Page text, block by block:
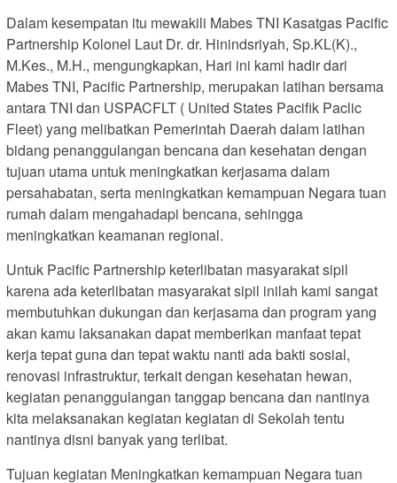
Dalam kesempatan itu mewakili Mabes TNI Kasatgas Pacific
Partnership Kolonel Laut Dr. dr. Hinindsriyah, Sp.KL(K).,
M.Kes., M.H., mengungkapkan, Hari ini kami hadir dari
Mabes TNI, Pacific Partnership, merupakan latihan bersama
antara TNI dan USPACFLT ( United States Pacifik Paclic
Fleet) yang melibatkan Pemerintah Daerah dalam latihan
bidang penanggulangan bencana dan kesehatan dengan
tujuan utama untuk meningkatkan kerjasama dalam
persahabatan, serta meningkatkan kemampuan Negara tuan
rumah dalam mengahadapi bencana, sehingga
meningkatkan keamanan regional.
Untuk Pacific Partnership keterlibatan masyarakat sipil
karena ada keterlibatan masyarakat sipil inilah kami sangat
membutuhkan dukungan dan kerjasama dan program yang
akan kamu laksanakan dapat memberikan manfaat tepat
kerja tepat guna dan tepat waktu nanti ada bakti sosial,
renovasi infrastruktur, terkait dengan kesehatan hewan,
kegiatan penanggulangan tanggap bencana dan nantinya
kita melaksanakan kegiatan kegiatan di Sekolah tentu
nantinya disni banyak yang terlibat.
Tujuan kegiatan Meningkatkan kemampuan Negara tuan